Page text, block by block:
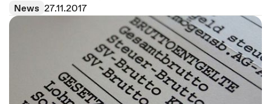
News 27.11.2017